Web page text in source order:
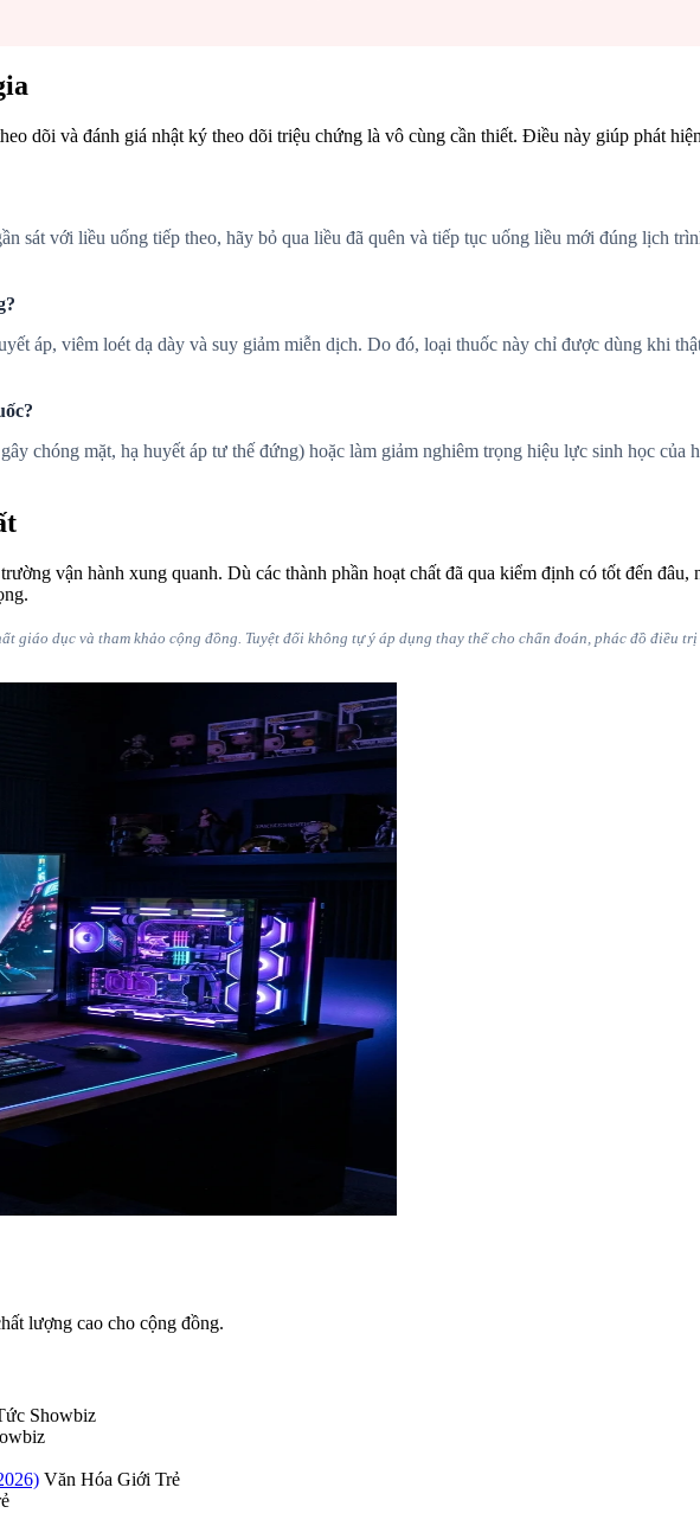
dõi và đánh giá nhật ký theo dõi triệu chứng là vô cùng cần thiết. Điều này giúp phát
sát với liều uống tiếp theo, hãy bỏ qua liều đã quên và tiếp tục uống liều mới đúng lịch
áp, viêm loét dạ dày và suy giảm miễn dịch. Do đó, loại thuốc này chỉ được dùng khi
chóng mặt, hạ huyết áp tư thế đứng) hoặc làm giảm nghiêm trọng hiệu lực sinh học của
vận hành xung quanh. Dù các thành phần hoạt chất đã qua kiểm định có tốt đến đâu,
dục và tham khảo cộng đồng. Tuyệt đối không tự ý áp dụng thay thế cho chẩn đoán, phác đồ điều
lượng cao cho cộng đồng.
Showbiz
Văn Hóa Giới Trẻ